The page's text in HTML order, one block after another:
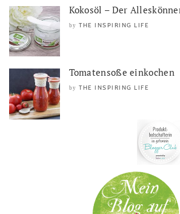
Kokosöl – Der
by THE INSPIRING LIFE
Tomatensoße einkochen
by THE INSPIRING LIFE